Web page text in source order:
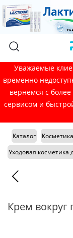
Уважаемые
временно
вернёмся с
сервисом и
Каталог Косметика
Уходовая косметика
Крем вокруг